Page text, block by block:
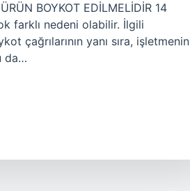
BOYKOT EDİLMELİDİR 14
farklı nedeni olabilir. İlgili
çağrılarının yanı sıra, işletmenin
da…